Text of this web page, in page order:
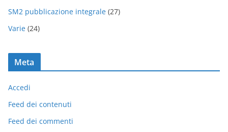
SM2 pubblicazione integrale (27)
Varie (24)
Meta
Accedi
Feed dei contenuti
Feed dei commenti